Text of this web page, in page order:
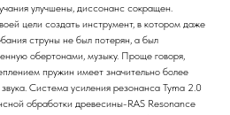
улучшены, диссонанс сокращен.
цели создать инструмент, в котором даже
струны не был потерян, а был
обертонами, музыку. Проще говоря,
пружин имеет значительно более
Система усиления резонанса Tyma 2.0
обработки древесины-RAS Resonance